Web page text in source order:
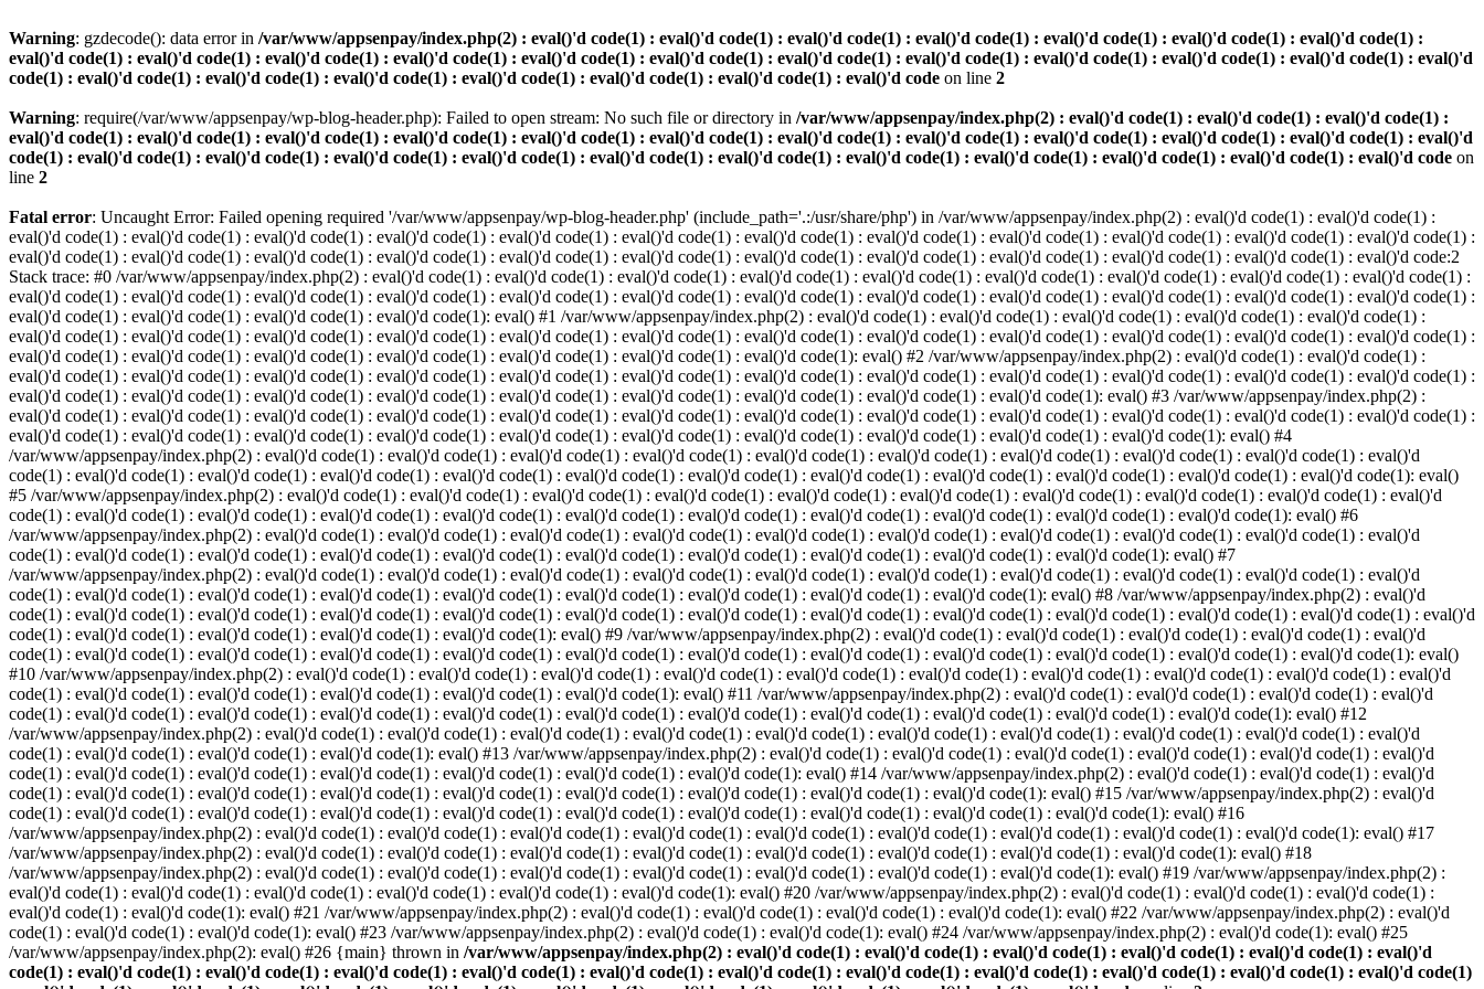
Warning: gzdecode(): data error in /var/www/appsenpay/index.php(2) : eval()'d code(1) : eval()'d code(1) : eval()'d code(1) : eval()'d code(1) : eval()'d code(1) : eval()'d code(1) : eval()'d code(1) :
eval()'d code(1) : eval()'d code(1) : eval()'d code(1) : eval()'d code(1) : eval()'d code(1) : eval()'d code(1) : eval()'d code(1) : eval()'d code(1) : eval()'d code(1) : eval()'d code(1) : eval()'d code(1) : eval()'d
code(1) : eval()'d code(1) : eval()'d code(1) : eval()'d code(1) : eval()'d code(1) : eval()'d code(1) : eval()'d code(1) : eval()'d code on line 2
Warning: require(/var/www/appsenpay/wp-blog-header.php): Failed to open stream: No such file or directory in /var/www/appsenpay/index.php(2) : eval()'d code(1) : eval()'d code(1) : eval()'d code(1) :
eval()'d code(1) : eval()'d code(1) : eval()'d code(1) : eval()'d code(1) : eval()'d code(1) : eval()'d code(1) : eval()'d code(1) : eval()'d code(1) : eval()'d code(1) : eval()'d code(1) : eval()'d code(1) : eval()'d
code(1) : eval()'d code(1) : eval()'d code(1) : eval()'d code(1) : eval()'d code(1) : eval()'d code(1) : eval()'d code(1) : eval()'d code(1) : eval()'d code(1) : eval()'d code(1) : eval()'d code(1) : eval()'d code on
line 2
Fatal error: Uncaught Error: Failed opening required '/var/www/appsenpay/wp-blog-header.php' (include_path='.:/usr/share/php') in /var/www/appsenpay/index.php(2) : eval()'d code(1) : eval()'d code(1) :
eval()'d code(1) : eval()'d code(1) : eval()'d code(1) : eval()'d code(1) : eval()'d code(1) : eval()'d code(1) : eval()'d code(1) : eval()'d code(1) : eval()'d code(1) : eval()'d code(1) : eval()'d code(1) : eval()'d code(1) :
eval()'d code(1) : eval()'d code(1) : eval()'d code(1) : eval()'d code(1) : eval()'d code(1) : eval()'d code(1) : eval()'d code(1) : eval()'d code(1) : eval()'d code(1) : eval()'d code(1) : eval()'d code(1) : eval()'d code:2
Stack trace: #0 /var/www/appsenpay/index.php(2) : eval()'d code(1) : eval()'d code(1) : eval()'d code(1) : eval()'d code(1) : eval()'d code(1) : eval()'d code(1) : eval()'d code(1) : eval()'d code(1) : eval()'d code(1) :
eval()'d code(1) : eval()'d code(1) : eval()'d code(1) : eval()'d code(1) : eval()'d code(1) : eval()'d code(1) : eval()'d code(1) : eval()'d code(1) : eval()'d code(1) : eval()'d code(1) : eval()'d code(1) : eval()'d code(1) :
eval()'d code(1) : eval()'d code(1) : eval()'d code(1) : eval()'d code(1): eval() #1 /var/www/appsenpay/index.php(2) : eval()'d code(1) : eval()'d code(1) : eval()'d code(1) : eval()'d code(1) : eval()'d code(1) :
eval()'d code(1) : eval()'d code(1) : eval()'d code(1) : eval()'d code(1) : eval()'d code(1) : eval()'d code(1) : eval()'d code(1) : eval()'d code(1) : eval()'d code(1) : eval()'d code(1) : eval()'d code(1) : eval()'d code(1) :
eval()'d code(1) : eval()'d code(1) : eval()'d code(1) : eval()'d code(1) : eval()'d code(1) : eval()'d code(1) : eval()'d code(1): eval() #2 /var/www/appsenpay/index.php(2) : eval()'d code(1) : eval()'d code(1) :
eval()'d code(1) : eval()'d code(1) : eval()'d code(1) : eval()'d code(1) : eval()'d code(1) : eval()'d code(1) : eval()'d code(1) : eval()'d code(1) : eval()'d code(1) : eval()'d code(1) : eval()'d code(1) : eval()'d code(1) :
eval()'d code(1) : eval()'d code(1) : eval()'d code(1) : eval()'d code(1) : eval()'d code(1) : eval()'d code(1) : eval()'d code(1) : eval()'d code(1) : eval()'d code(1): eval() #3 /var/www/appsenpay/index.php(2) :
eval()'d code(1) : eval()'d code(1) : eval()'d code(1) : eval()'d code(1) : eval()'d code(1) : eval()'d code(1) : eval()'d code(1) : eval()'d code(1) : eval()'d code(1) : eval()'d code(1) : eval()'d code(1) : eval()'d code(1) :
eval()'d code(1) : eval()'d code(1) : eval()'d code(1) : eval()'d code(1) : eval()'d code(1) : eval()'d code(1) : eval()'d code(1) : eval()'d code(1) : eval()'d code(1) : eval()'d code(1): eval() #4
/var/www/appsenpay/index.php(2) : eval()'d code(1) : eval()'d code(1) : eval()'d code(1) : eval()'d code(1) : eval()'d code(1) : eval()'d code(1) : eval()'d code(1) : eval()'d code(1) : eval()'d code(1) : eval()'d
code(1) : eval()'d code(1) : eval()'d code(1) : eval()'d code(1) : eval()'d code(1) : eval()'d code(1) : eval()'d code(1) : eval()'d code(1) : eval()'d code(1) : eval()'d code(1) : eval()'d code(1) : eval()'d code(1): eval()
#5 /var/www/appsenpay/index.php(2) : eval()'d code(1) : eval()'d code(1) : eval()'d code(1) : eval()'d code(1) : eval()'d code(1) : eval()'d code(1) : eval()'d code(1) : eval()'d code(1) : eval()'d code(1) : eval()'d
code(1) : eval()'d code(1) : eval()'d code(1) : eval()'d code(1) : eval()'d code(1) : eval()'d code(1) : eval()'d code(1) : eval()'d code(1) : eval()'d code(1) : eval()'d code(1) : eval()'d code(1): eval() #6
/var/www/appsenpay/index.php(2) : eval()'d code(1) : eval()'d code(1) : eval()'d code(1) : eval()'d code(1) : eval()'d code(1) : eval()'d code(1) : eval()'d code(1) : eval()'d code(1) : eval()'d code(1) : eval()'d
code(1) : eval()'d code(1) : eval()'d code(1) : eval()'d code(1) : eval()'d code(1) : eval()'d code(1) : eval()'d code(1) : eval()'d code(1) : eval()'d code(1) : eval()'d code(1): eval() #7
/var/www/appsenpay/index.php(2) : eval()'d code(1) : eval()'d code(1) : eval()'d code(1) : eval()'d code(1) : eval()'d code(1) : eval()'d code(1) : eval()'d code(1) : eval()'d code(1) : eval()'d code(1) : eval()'d
code(1) : eval()'d code(1) : eval()'d code(1) : eval()'d code(1) : eval()'d code(1) : eval()'d code(1) : eval()'d code(1) : eval()'d code(1) : eval()'d code(1): eval() #8 /var/www/appsenpay/index.php(2) : eval()'d
code(1) : eval()'d code(1) : eval()'d code(1) : eval()'d code(1) : eval()'d code(1) : eval()'d code(1) : eval()'d code(1) : eval()'d code(1) : eval()'d code(1) : eval()'d code(1) : eval()'d code(1) : eval()'d code(1) : eval()'d
code(1) : eval()'d code(1) : eval()'d code(1) : eval()'d code(1) : eval()'d code(1): eval() #9 /var/www/appsenpay/index.php(2) : eval()'d code(1) : eval()'d code(1) : eval()'d code(1) : eval()'d code(1) : eval()'d
code(1) : eval()'d code(1) : eval()'d code(1) : eval()'d code(1) : eval()'d code(1) : eval()'d code(1) : eval()'d code(1) : eval()'d code(1) : eval()'d code(1) : eval()'d code(1) : eval()'d code(1) : eval()'d code(1): eval()
#10 /var/www/appsenpay/index.php(2) : eval()'d code(1) : eval()'d code(1) : eval()'d code(1) : eval()'d code(1) : eval()'d code(1) : eval()'d code(1) : eval()'d code(1) : eval()'d code(1) : eval()'d code(1) : eval()'d
code(1) : eval()'d code(1) : eval()'d code(1) : eval()'d code(1) : eval()'d code(1) : eval()'d code(1): eval() #11 /var/www/appsenpay/index.php(2) : eval()'d code(1) : eval()'d code(1) : eval()'d code(1) : eval()'d
code(1) : eval()'d code(1) : eval()'d code(1) : eval()'d code(1) : eval()'d code(1) : eval()'d code(1) : eval()'d code(1) : eval()'d code(1) : eval()'d code(1) : eval()'d code(1) : eval()'d code(1): eval() #12
/var/www/appsenpay/index.php(2) : eval()'d code(1) : eval()'d code(1) : eval()'d code(1) : eval()'d code(1) : eval()'d code(1) : eval()'d code(1) : eval()'d code(1) : eval()'d code(1) : eval()'d code(1) : eval()'d
code(1) : eval()'d code(1) : eval()'d code(1) : eval()'d code(1): eval() #13 /var/www/appsenpay/index.php(2) : eval()'d code(1) : eval()'d code(1) : eval()'d code(1) : eval()'d code(1) : eval()'d code(1) : eval()'d
code(1) : eval()'d code(1) : eval()'d code(1) : eval()'d code(1) : eval()'d code(1) : eval()'d code(1) : eval()'d code(1): eval() #14 /var/www/appsenpay/index.php(2) : eval()'d code(1) : eval()'d code(1) : eval()'d
code(1) : eval()'d code(1) : eval()'d code(1) : eval()'d code(1) : eval()'d code(1) : eval()'d code(1) : eval()'d code(1) : eval()'d code(1) : eval()'d code(1): eval() #15 /var/www/appsenpay/index.php(2) : eval()'d
code(1) : eval()'d code(1) : eval()'d code(1) : eval()'d code(1) : eval()'d code(1) : eval()'d code(1) : eval()'d code(1) : eval()'d code(1) : eval()'d code(1) : eval()'d code(1): eval() #16
/var/www/appsenpay/index.php(2) : eval()'d code(1) : eval()'d code(1) : eval()'d code(1) : eval()'d code(1) : eval()'d code(1) : eval()'d code(1) : eval()'d code(1) : eval()'d code(1) : eval()'d code(1): eval() #17
/var/www/appsenpay/index.php(2) : eval()'d code(1) : eval()'d code(1) : eval()'d code(1) : eval()'d code(1) : eval()'d code(1) : eval()'d code(1) : eval()'d code(1) : eval()'d code(1): eval() #18
/var/www/appsenpay/index.php(2) : eval()'d code(1) : eval()'d code(1) : eval()'d code(1) : eval()'d code(1) : eval()'d code(1) : eval()'d code(1) : eval()'d code(1): eval() #19 /var/www/appsenpay/index.php(2) :
eval()'d code(1) : eval()'d code(1) : eval()'d code(1) : eval()'d code(1) : eval()'d code(1) : eval()'d code(1): eval() #20 /var/www/appsenpay/index.php(2) : eval()'d code(1) : eval()'d code(1) : eval()'d code(1) :
eval()'d code(1) : eval()'d code(1): eval() #21 /var/www/appsenpay/index.php(2) : eval()'d code(1) : eval()'d code(1) : eval()'d code(1) : eval()'d code(1): eval() #22 /var/www/appsenpay/index.php(2) : eval()'d
code(1) : eval()'d code(1) : eval()'d code(1): eval() #23 /var/www/appsenpay/index.php(2) : eval()'d code(1) : eval()'d code(1): eval() #24 /var/www/appsenpay/index.php(2) : eval()'d code(1): eval() #25
/var/www/appsenpay/index.php(2): eval() #26 {main} thrown in /var/www/appsenpay/index.php(2) : eval()'d code(1) : eval()'d code(1) : eval()'d code(1) : eval()'d code(1) : eval()'d code(1) : eval()'d
code(1) : eval()'d code(1) : eval()'d code(1) : eval()'d code(1) : eval()'d code(1) : eval()'d code(1) : eval()'d code(1) : eval()'d code(1) : eval()'d code(1) : eval()'d code(1) : eval()'d code(1) : eval()'d code(1)